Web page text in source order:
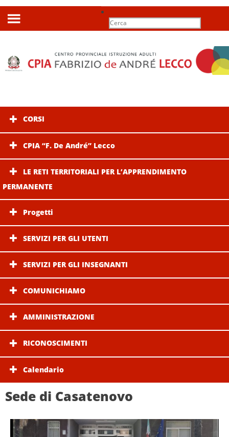
CORSI
CPIA “F. De André” Lecco
LE RETI TERRITORIALI PER L’APPRENDIMENTO
PERMANENTE
Progetti
SERVIZI PER GLI UTENTI
SERVIZI PER GLI INSEGNANTI
COMUNICHIAMO
AMMINISTRAZIONE
RICONOSCIMENTI
Calendario
Sede di Casatenovo